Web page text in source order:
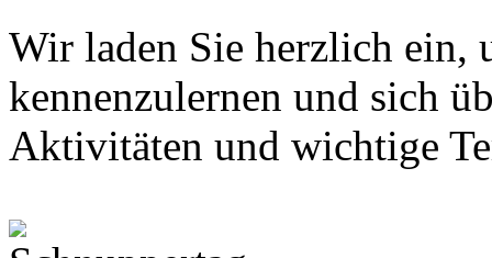
Wir laden Sie herzlich ein,
kennenzulernen und sich
Aktivitäten und wichtige